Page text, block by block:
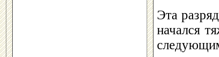
Эта
начался